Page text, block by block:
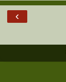
‹